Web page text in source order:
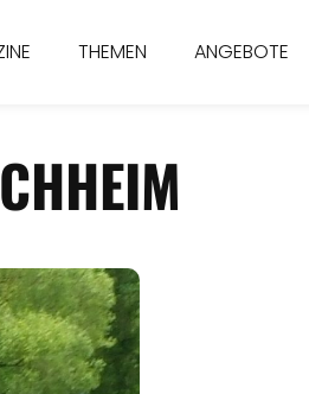
THEMEN ANGEBOTE